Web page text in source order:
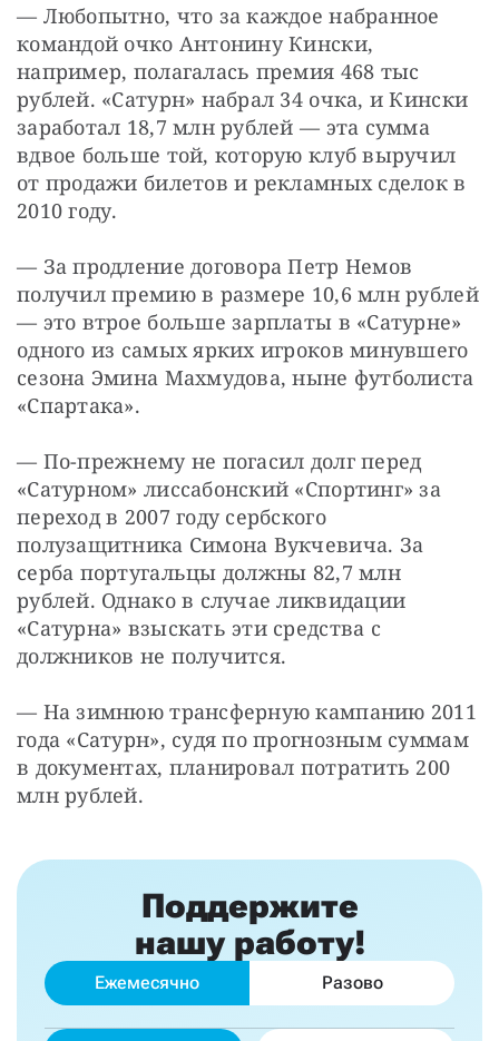
— Любопытно, что за каждое набранное
командой очко Антонину Кински,
например, полагалась премия 468 тыс
рублей. «Сатурн» набрал 34 очка, и Кински
заработал 18,7 млн рублей — эта сумма
вдвое больше той, которую клуб выручил
от продажи билетов и рекламных сделок в
2010 году.
— За продление договора Петр Немов
получил премию в размере 10,6 млн рублей
— это втрое больше зарплаты в «Сатурне»
одного из самых ярких игроков минувшего
сезона Эмина Махмудова, ныне футболиста
«Спартака».
— По-прежнему не погасил долг перед
«Сатурном» лиссабонский «Спортинг» за
переход в 2007 году сербского
полузащитника Симона Вукчевича. За
серба португальцы должны 82,7 млн
рублей. Однако в случае ликвидации
«Сатурна» взыскать эти средства с
должников не получится.
— На зимнюю трансферную кампанию 2011
года «Сатурн», судя по прогнозным суммам
в документах, планировал потратить 200
млн рублей.
Поддержите
нашу работу!
Ежемесячно Разово